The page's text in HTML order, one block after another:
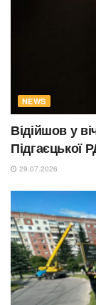
NEWS
Відійшов у
Підгаєцької
29.07.2026